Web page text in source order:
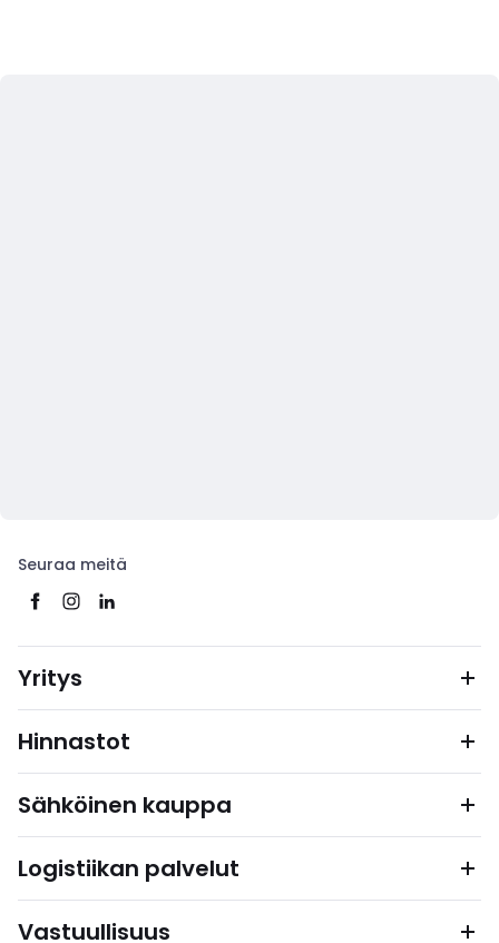
Seuraa meitä
Yritys
Hinnastot
Sähköinen kauppa
Logistiikan palvelut
Vastuullisuus